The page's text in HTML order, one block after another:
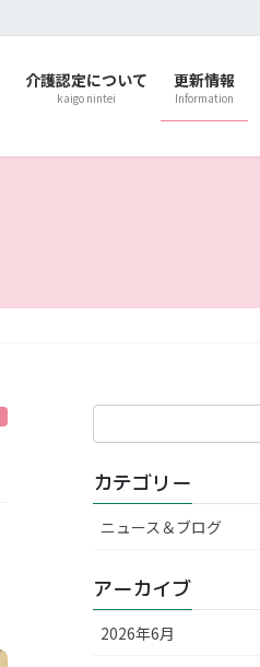
介護認定について
kaigo nintei
更新情報
Information
カテゴリー
ニュース＆ブログ
アーカイブ
2026年6月